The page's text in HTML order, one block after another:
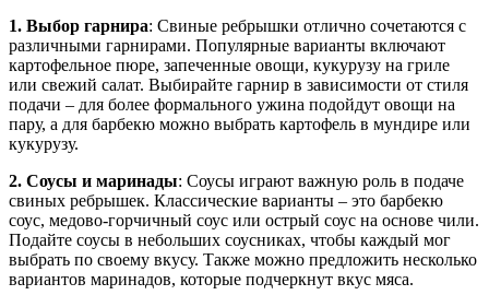
1. Выбор гарнира: Свиные ребрышки отлично сочетаются с
различными гарнирами. Популярные варианты включают
картофельное пюре, запеченные овощи, кукурузу на гриле
или свежий салат. Выбирайте гарнир в зависимости от стиля
подачи – для более формального ужина подойдут овощи на
пару, а для барбекю можно выбрать картофель в мундире или
кукурузу.
2. Соусы и маринады: Соусы играют важную роль в подаче
свиных ребрышек. Классические варианты – это барбекю
соус, медово-горчичный соус или острый соус на основе чили.
Подайте соусы в небольших соусниках, чтобы каждый мог
выбрать по своему вкусу. Также можно предложить несколько
вариантов маринадов, которые подчеркнут вкус мяса.